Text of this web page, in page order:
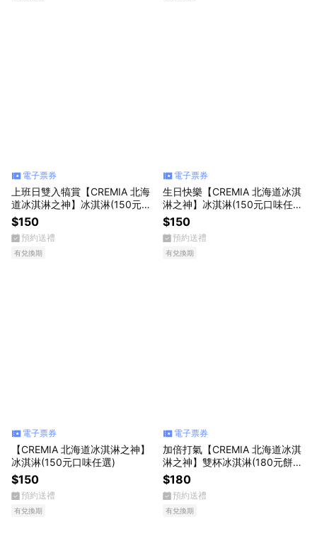
電子票券
上班日雙入犒賞【CREMIA 北海
道冰淇淋之神】冰淇淋(150元口
味任選)(限最低購買數為2)
$150
預約送禮
有兌換期
電子票券
生日快樂【CREMIA 北海道冰淇
淋之神】冰淇淋(150元口味任
選)
$150
預約送禮
有兌換期
電子票券
【CREMIA 北海道冰淇淋之神】
冰淇淋(150元口味任選)
$150
預約送禮
有兌換期
電子票券
加倍打氣【CREMIA 北海道冰淇
淋之神】雙杯冰淇淋(180元餅口
味任選)
$180
預約送禮
有兌換期